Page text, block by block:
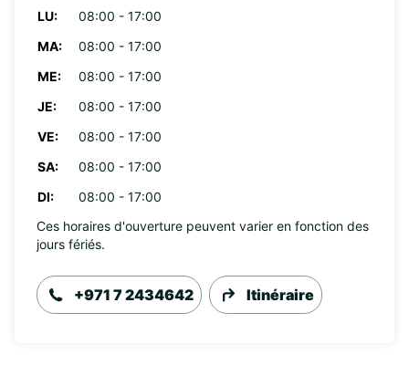
LU:
08:00 - 17:00
MA:
08:00 - 17:00
ME:
08:00 - 17:00
JE:
08:00 - 17:00
VE:
08:00 - 17:00
SA:
08:00 - 17:00
DI:
08:00 - 17:00
Ces horaires d'ouverture peuvent varier en fonction des
jours fériés.
+971 7 2434642 Itinéraire